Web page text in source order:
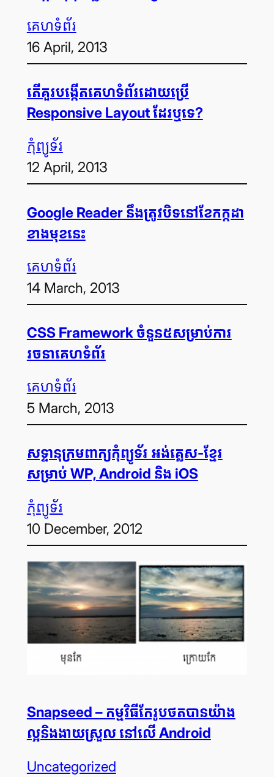
គេហទំព័រ
16 April, 2013
តើ​គួរ​បង្កើត​គេហទំព័រ​ដោយ​ប្រើ
Responsive Layout ដែរឬទេ?
កុំព្យូទ័រ
12 April, 2013
Google Reader នឹង​ត្រូវ​បិទ​នៅ​ខែ​កក្កដា​
ខាង​មុខ​នេះ
គេហទំព័រ
14 March, 2013
CSS Framework ចំនួន៥​សម្រាប់​ការ​
រចនា​គេហទំព័រ
គេហទំព័រ
5 March, 2013
សទ្ទានុក្រម​ពាក្យ​កុំព្យូទ័រ អង់គ្លេស-ខ្មែរ
សម្រាប់ WP, Android និង iOS
កុំព្យូទ័រ
10 December, 2012
Snapseed – កម្មវិធី​កែ​រូបថត​បាន​យ៉ាង​
ល្អ​និង​ងាយ​ស្រួល នៅ​លើ Android
Uncategorized